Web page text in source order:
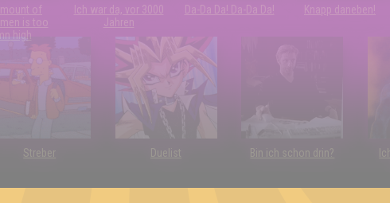
of
is too
high
Ich war da, vor 3000
Jahren
Da-Da Da! Da-Da Da! Knapp daneben!
Streber Duelist Bin ich schon drin?